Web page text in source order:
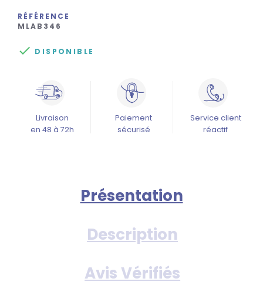
RÉFÉRENCE
MLAB346
 DISPONIBLE
Livraison
en 48 à 72h
Paiement
sécurisé
Service client
réactif
Présentation
Description
Avis Vérifiés